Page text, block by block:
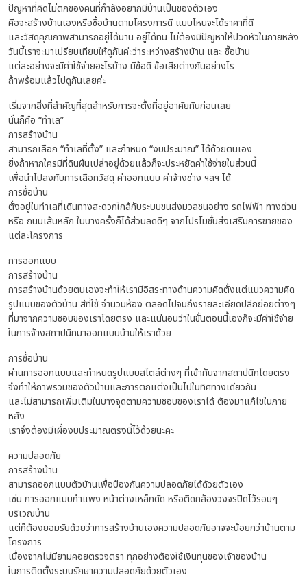
ปัญหาที่คิดไม่ตกของคนที่กำลังอยากมีบ้านเป็นของตัวเอง
คือจะสร้างบ้านเองหรือซื้อบ้านตามโครงการดี แบบไหนจะได้ราคาที่ดี
และวัสดุคุณภาพสามารถอยู่ได้นาน อยู่ได้ทน ไม่ต้องมีปัญหาให้ปวดหัวในภายหลัง
วันนี้เราจะมาเปรียบเทียบให้ดูกันค่ะว่าระหว่างสร้างบ้าน และ ซื้อบ้าน
แต่ละอย่างจะมีค่าใช้จ่ายอะไรบ้าง มีข้อดี ข้อเสียต่างกันอย่างไร
ถ้าพร้อมแล้วไปดูกันเลยค่ะ
เริ่มจากสิ่งที่สำคัญที่สุดสำหรับการจะตั้งที่อยู่อาศัยกันก่อนเลย
นั่นก็คือ “ทำเล”
การสร้างบ้าน
สามารถเลือก “ทำเลที่ตั้ง” และกำหนด “งบประมาณ” ได้ด้วยตนเอง
ยิ่งถ้าหากใครมีที่ดินผืนเปล่าอยู่ด้วยแล้วก็จะประหยัดค่าใช้จ่ายในส่วนนี้
เพื่อนำไปลงกับการเลือกวัสดุ ค่าออกแบบ ค่าจ้างช่าง ฯลฯ ได้
การซื้อบ้าน
ตั้งอยู่ในทำเลที่เดินทางสะดวกใกล้กับระบบขนส่งมวลชนอย่าง รถไฟฟ้า ทางด่วน
หรือ ถนนเส้นหลัก ในบางครั้งก็ได้ส่วนลดดีๆ จากโปรโมชั่นส่งเสริมการขายของ
แต่ละโครงการ
การออกแบบ
การสร้างบ้าน
การสร้างบ้านด้วยตนเองจะทำให้เรามีอิสระทางด้านความคิดตั้งแต่แนวความคิด
รูปแบบของตัวบ้าน สีที่ใช้ จำนวนห้อง ตลอดไปจนถึงรายละเอียดปลีกย่อยต่างๆ
ที่มาจากความชอบของเราโดยตรง และแน่นอนว่าในขั้นตอนนี้เองก็จะมีค่าใช้จ่าย
ในการจ้างสถาปนิกมาออกแบบบ้านให้เราด้วย
การซื้อบ้าน
ผ่านการออกแบบและกำหนดรูปแบบสไตล์ต่างๆ ที่เข้ากันจากสถาปนิกโดยตรง
จึงทำให้ภาพรวมของตัวบ้านและการตกแต่งเป็นไปในทิศทางเดียวกัน
และไม่สามารถเพิ่มเติมในบางจุดตามความชอบของเราได้ ต้องมาแก้ไขในภาย
หลัง
เราจึงต้องมีเผื่องบประมาณตรงนี้ไว้ด้วยนะคะ
ความปลอดภัย
การสร้างบ้าน
สามารถออกแบบตัวบ้านเพื่อป้องกันความปลอดภัยได้ด้วยตัวเอง
เช่น การออกแบบกำแพง หน้าต่างเหล็กดัด หรือติดกล้องวงจรปิดไว้รอบๆ
บริเวณบ้าน
แต่ก็ต้องยอมรับด้วยว่าการสร้างบ้านเองความปลอดภัยอาจจะน้อยกว่าบ้านตาม
โครงการ
เนื่องจากไม่มียามคอยตรวจตรา ทุกอย่างต้องใช้เงินทุนของเจ้าของบ้าน
ในการติดตั้งระบบรักษาความปลอดภัยด้วยตัวเอง